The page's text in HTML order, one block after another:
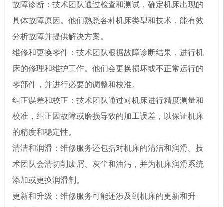
故障诊断：技术团队通过检查和测试，确定机床出现的
具体故障原因。他们熟悉各种机床类型和技术，能有效
分析故障并提供解决方案。
维修和更换零件：技术团队根据故障诊断结果，进行机
床的修理和维护工作。他们会更换损坏或不正常运行的
零部件，并进行必要的调整和校准。
纠正误差和校正：技术团队通过对机床进行精度测量和
校准，纠正因故障或磨损导致的加工误差，以保证机床
的精度和稳定性。
清洁和润滑：维修服务还包括对机床的清洁和润滑。技
术团队会清切削废屑、灰尘和油污，并为机床润滑系统
添加或更换润滑剂。
更新和升级：维修服务可能还涉及到机床的更新和升